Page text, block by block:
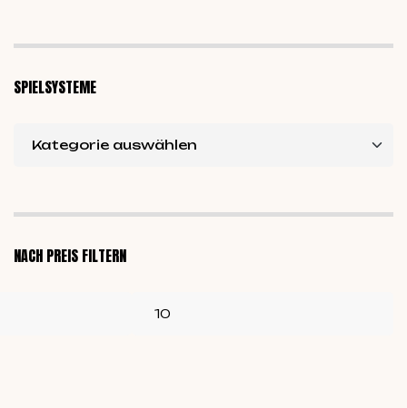
SPIELSYSTEME
NACH PREIS FILTERN